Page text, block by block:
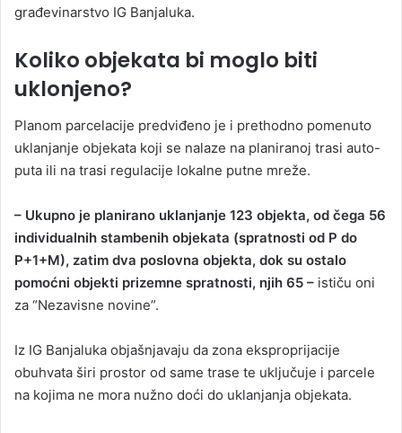
građevinarstvo IG Banjaluka.
Koliko objekata bi moglo biti
uklonjeno?
Planom parcelacije predviđeno je i prethodno pomenuto
uklanjanje objekata koji se nalaze na planiranoj trasi auto-
puta ili na trasi regulacije lokalne putne mreže.
– Ukupno je planirano uklanjanje 123 objekta, od čega 56
individualnih stambenih objekata (spratnosti od P do
P+1+M), zatim dva poslovna objekta, dok su ostalo
pomoćni objekti prizemne spratnosti, njih 65 – ističu oni
za “Nezavisne novine”.
Iz IG Banjaluka objašnjavaju da zona eksproprijacije
obuhvata širi prostor od same trase te uključuje i parcele
na kojima ne mora nužno doći do uklanjanja objekata.